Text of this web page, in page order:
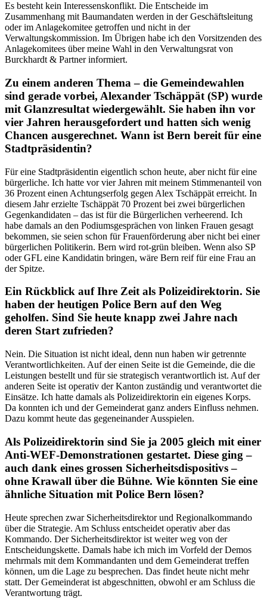
Es besteht kein Interessenskonflikt. Die Entscheide im
Zusammenhang mit Baumandaten werden in der Geschäftsleitung
oder im Anlagekomitee getroffen und nicht in der
Verwaltungskommission. Im Übrigen habe ich den Vorsitzenden des
Anlagekomitees über meine Wahl in den Verwaltungsrat von
Burckhardt & Partner informiert.
Zu einem anderen Thema – die Gemeindewahlen
sind gerade vorbei, Alexander Tschäppät (SP) wurde
mit Glanzresultat wiedergewählt. Sie haben ihn vor
vier Jahren herausgefordert und hatten sich wenig
Chancen ausgerechnet. Wann ist Bern bereit für eine
Stadtpräsidentin?
Für eine Stadtpräsidentin eigentlich schon heute, aber nicht für eine
bürgerliche. Ich hatte vor vier Jahren mit meinem Stimmenanteil von
36 Prozent einen Achtungserfolg gegen Alex Tschäppät erreicht. In
diesem Jahr erzielte Tschäppät 70 Prozent bei zwei bürgerlichen
Gegenkandidaten – das ist für die Bürgerlichen verheerend. Ich
habe damals an den Podiumsgesprächen von linken Frauen gesagt
bekommen, sie seien schon für Frauenförderung aber nicht bei einer
bürgerlichen Politikerin. Bern wird rot-grün bleiben. Wenn also SP
oder GFL eine Kandidatin bringen, wäre Bern reif für eine Frau an
der Spitze.
Ein Rückblick auf Ihre Zeit als Polizeidirektorin. Sie
haben der heutigen Police Bern auf den Weg
geholfen. Sind Sie heute knapp zwei Jahre nach
deren Start zufrieden?
Nein. Die Situation ist nicht ideal, denn nun haben wir getrennte
Verantwortlichkeiten. Auf der einen Seite ist die Gemeinde, die die
Leistungen bestellt und für sie strategisch verantwortlich ist. Auf der
anderen Seite ist operativ der Kanton zuständig und verantwortet die
Einsätze. Ich hatte damals als Polizeidirektorin ein eigenes Korps.
Da konnten ich und der Gemeinderat ganz anders Einfluss nehmen.
Dazu kommt heute das gegeneinander Ausspielen.
Als Polizeidirektorin sind Sie ja 2005 gleich mit einer
Anti-WEF-Demonstrationen gestartet. Diese ging –
auch dank eines grossen Sicherheitsdispositivs –
ohne Krawall über die Bühne. Wie könnten Sie eine
ähnliche Situation mit Police Bern lösen?
Heute sprechen zwar Sicherheitsdirektor und Regionalkommando
über die Strategie. Am Schluss entscheidet operativ aber das
Kommando. Der Sicherheitsdirektor ist weiter weg von der
Entscheidungskette. Damals habe ich mich im Vorfeld der Demos
mehrmals mit dem Kommandanten und dem Gemeinderat treffen
können, um die Lage zu besprechen. Das findet heute nicht mehr
statt. Der Gemeinderat ist abgeschnitten, obwohl er am Schluss die
Verantwortung trägt.